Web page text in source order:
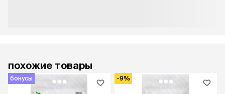
похожие товары
бонусы -9%